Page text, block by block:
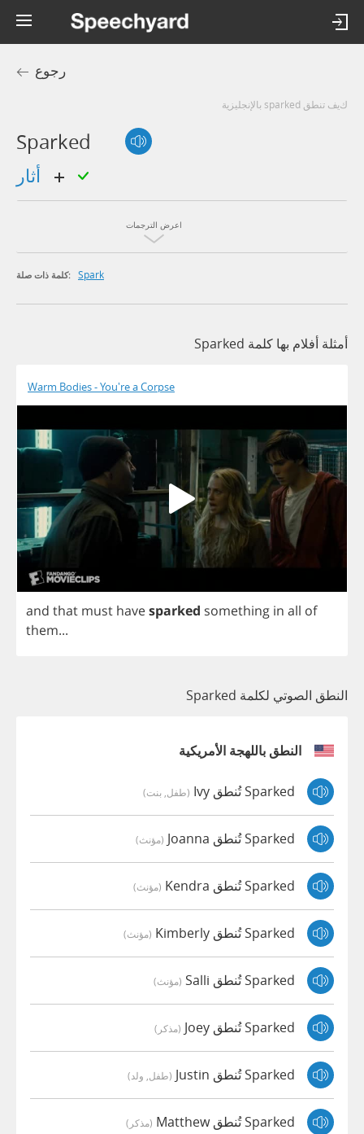
رجوع
كيف تنطق sparked بالإنجليزية
Sparked
اعرض الترجمات
كلمة ذات صلة: Spark
أمثلة أفلام بها كلمة Sparked
Warm Bodies - You're a Corpse
and that must havesparked something in all of
them...
النطق الصوتي لكلمة Sparked
النطق باللهجة الأمريكية
Sparked تُنطق Ivy (طفل, بنت)
Sparked تُنطق Joanna (مؤنث)
Sparked تُنطق Kendra (مؤنث)
Sparked تُنطق Kimberly (مؤنث)
Sparked تُنطق Salli (مؤنث)
Sparked تُنطق Joey (مذكر)
Sparked تُنطق Justin (طفل, ولد)
Sparked تُنطق Matthew (مذكر)